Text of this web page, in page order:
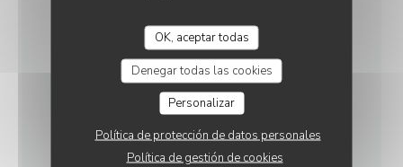
OK, aceptar todas
Denegar todas las cookies
Personalizar
Política de protección de datos personales
Política de gestión de cookies
INFORMACIÓN
GENERAL
COCINA
Italiana